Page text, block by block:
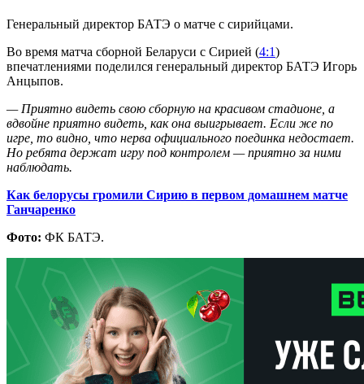
Генеральный директор БАТЭ о матче с сирийцами.
Во время матча сборной Беларуси с Сирией (4:1)
впечатлениями поделился генеральный директор БАТЭ Игорь
Анцыпов.
— Приятно видеть свою сборную на красивом стадионе, а
вдвойне приятно видеть, как она выигрывает. Если же по
игре, то видно, что нерва официального поединка недостает.
Но ребята держат игру под контролем — приятно за ними
наблюдать.
Как белорусы громили Сирию в первом домашнем матче
Ганчаренко
Фото: ФК БАТЭ.